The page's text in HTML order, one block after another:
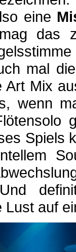
eine
das
mal
Art Mix
wenn
Spiels
auf